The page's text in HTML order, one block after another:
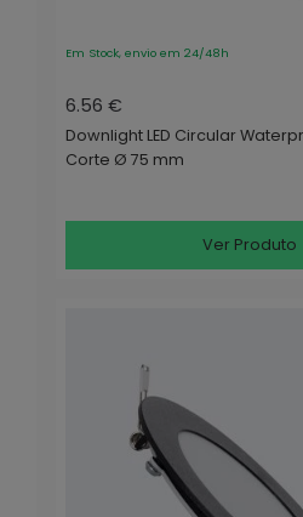
Em Stock, envio em 24/48h
6.56 €
Downlight LED Circular
Corte Ø 75 mm
Ver Produto